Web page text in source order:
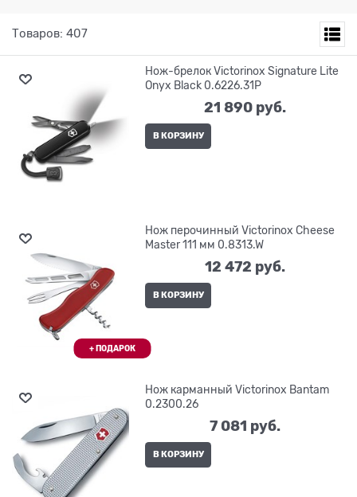
Товаров: 407
Нож-брелок Victorinox Signature Lite
Onyx Black 0.6226.31P
21 890 руб.
В КОРЗИНУ
Нож перочинный Victorinox Cheese
Master 111 мм 0.8313.W
12 472 руб.
В КОРЗИНУ
Нож карманный Victorinox Bantam
0.2300.26
7 081 руб.
В КОРЗИНУ